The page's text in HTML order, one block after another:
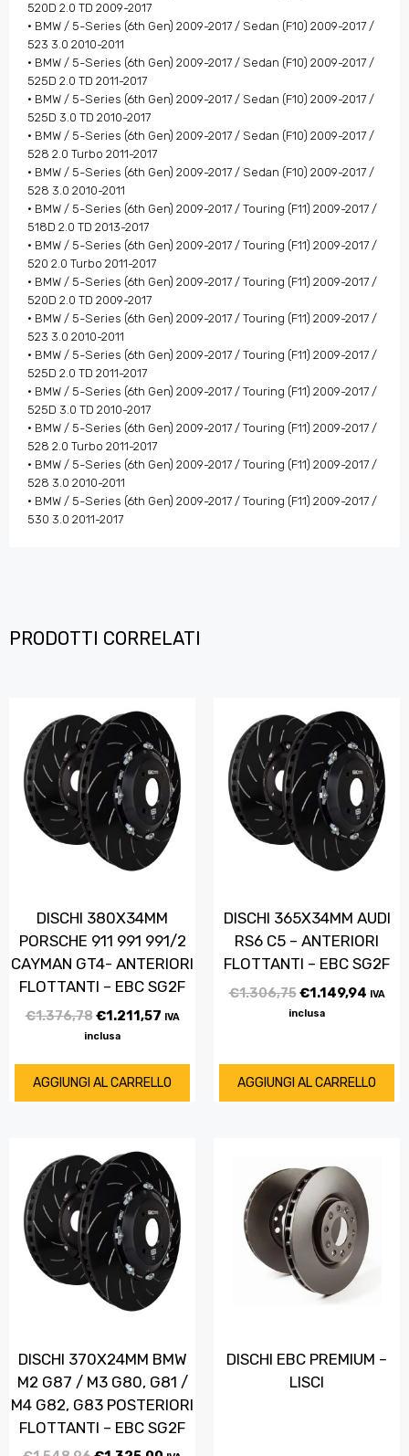
520D 2.0 TD 2009-2017
• BMW / 5-Series (6th Gen) 2009-2017 / Sedan (F10) 2009-2017 /
523 3.0 2010-2011
• BMW / 5-Series (6th Gen) 2009-2017 / Sedan (F10) 2009-2017 /
525D 2.0 TD 2011-2017
• BMW / 5-Series (6th Gen) 2009-2017 / Sedan (F10) 2009-2017 /
525D 3.0 TD 2010-2017
• BMW / 5-Series (6th Gen) 2009-2017 / Sedan (F10) 2009-2017 /
528 2.0 Turbo 2011-2017
• BMW / 5-Series (6th Gen) 2009-2017 / Sedan (F10) 2009-2017 /
528 3.0 2010-2011
• BMW / 5-Series (6th Gen) 2009-2017 / Touring (F11) 2009-2017 /
518D 2.0 TD 2013-2017
• BMW / 5-Series (6th Gen) 2009-2017 / Touring (F11) 2009-2017 /
520 2.0 Turbo 2011-2017
• BMW / 5-Series (6th Gen) 2009-2017 / Touring (F11) 2009-2017 /
520D 2.0 TD 2009-2017
• BMW / 5-Series (6th Gen) 2009-2017 / Touring (F11) 2009-2017 /
523 3.0 2010-2011
• BMW / 5-Series (6th Gen) 2009-2017 / Touring (F11) 2009-2017 /
525D 2.0 TD 2011-2017
• BMW / 5-Series (6th Gen) 2009-2017 / Touring (F11) 2009-2017 /
525D 3.0 TD 2010-2017
• BMW / 5-Series (6th Gen) 2009-2017 / Touring (F11) 2009-2017 /
528 2.0 Turbo 2011-2017
• BMW / 5-Series (6th Gen) 2009-2017 / Touring (F11) 2009-2017 /
528 3.0 2010-2011
• BMW / 5-Series (6th Gen) 2009-2017 / Touring (F11) 2009-2017 /
530 3.0 2011-2017
PRODOTTI CORRELATI
DISCHI 380X34MM
PORSCHE 911 991 991/2
CAYMAN GT4- ANTERIORI
FLOTTANTI – EBC SG2F
€1.376,78€1.211,57 IVA
inclusa
AGGIUNGI AL CARRELLO
DISCHI 365X34MM AUDI
RS6 C5 – ANTERIORI
FLOTTANTI – EBC SG2F
€1.306,75€1.149,94 IVA
inclusa
AGGIUNGI AL CARRELLO
DISCHI 370X24MM BMW
M2 G87 / M3 G80, G81 /
M4 G82, G83 POSTERIORI
FLOTTANTI – EBC SG2F
DISCHI EBC PREMIUM –
LISCI